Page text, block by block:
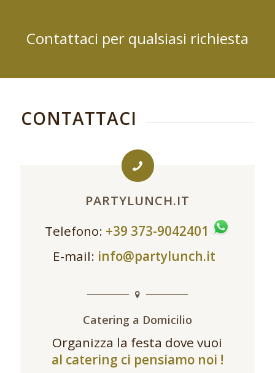
Contattaci per qualsiasi richiesta
CONTATTACI
PARTYLUNCH.IT
Telefono: +39 373-9042401
E-mail: info@partylunch.it
Catering a Domicilio
Organizza la festa dove vuoi
al catering ci pensiamo noi !